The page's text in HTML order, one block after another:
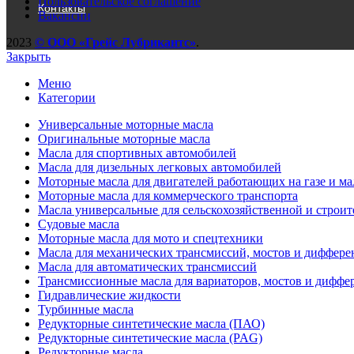
Контакты
Вакансии
2023 © ООО «Грейс Лубрикантс».
Закрыть
Меню
Категории
Универсальные моторные масла
Оригинальные моторные масла
Масла для спортивных автомобилей
Масла для дизельных легковых автомобилей
Моторные масла для двигателей работающих на газе и
Моторные масла для коммерческого транспорта
Масла универсальные для сельскохозяйственной и
Судовые масла
Моторные масла для мото и спецтехники
Масла для механических трансмиссий, мостов и
Масла для автоматических трансмиссий
Трансмиссионные масла для вариаторов, мостов и
Гидравлические жидкости
Турбинные масла
Редукторные синтетические масла (ПАО)
Редукторные синтетические масла (PAG)